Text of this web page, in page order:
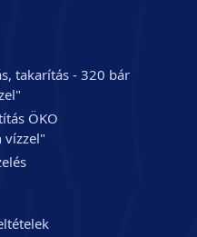
takarítás - 320 bár
ÖKO
vízzel"